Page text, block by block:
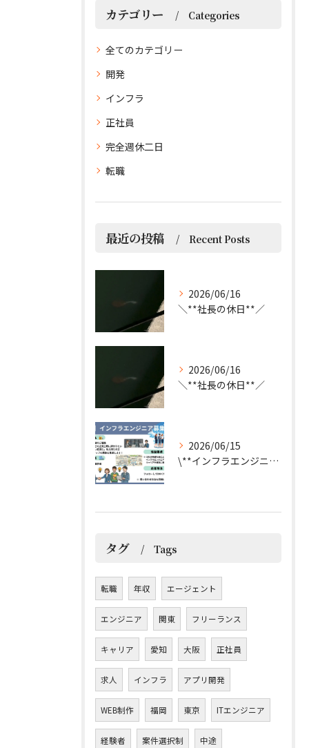
カテゴリー Categories
全てのカテゴリー
開発
インフラ
正社員
完全週休二日
転職
最近の投稿 Recent Posts
2026/06/16
＼**社長の休日**／
2026/06/16
＼**社長の休日**／
2026/06/15
\**インフラエンジニア募集**/
タグ Tags
転職 年収 エージェント
エンジニア 関東 フリーランス
キャリア 愛知 大阪 正社員
求人 インフラ アプリ開発
WEB制作 福岡 東京 ITエンジニア
経験者 案件選択制 中途